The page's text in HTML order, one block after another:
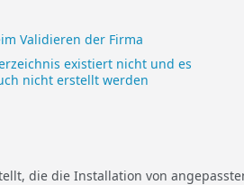
Validieren der Firma
existiert nicht und es
nicht erstellt werden
die die Installation von